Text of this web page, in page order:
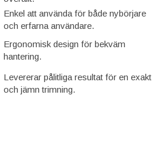
Enkel att använda för både nybörjare
och erfarna användare.
Ergonomisk design för bekväm
hantering.
Levererar pålitliga resultat för en exakt
och jämn trimning.